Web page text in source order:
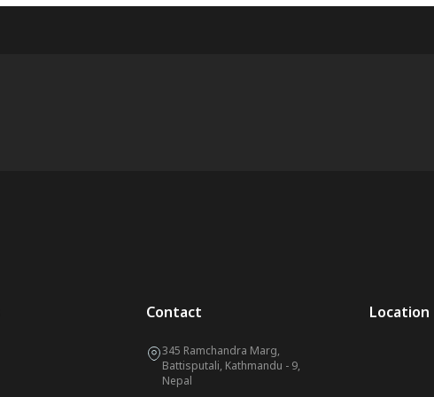
Contact
345 Ramchandra Marg,
Battisputali, Kathmandu - 9,
Nepal
Location